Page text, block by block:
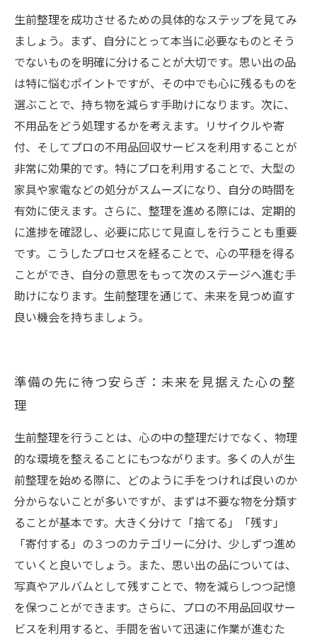
生前整理を成功させるための具体的なステップを見てみ
ましょう。まず、自分にとって本当に必要なものとそう
でないものを明確に分けることが大切です。思い出の品
は特に悩むポイントですが、その中でも心に残るものを
選ぶことで、持ち物を減らす手助けになります。次に、
不用品をどう処理するかを考えます。リサイクルや寄
付、そしてプロの不用品回収サービスを利用することが
非常に効果的です。特にプロを利用することで、大型の
家具や家電などの処分がスムーズになり、自分の時間を
有効に使えます。さらに、整理を進める際には、定期的
に進捗を確認し、必要に応じて見直しを行うことも重要
です。こうしたプロセスを経ることで、心の平穏を得る
ことができ、自分の意思をもって次のステージへ進む手
助けになります。生前整理を通じて、未来を見つめ直す
良い機会を持ちましょう。
準備の先に待つ安らぎ：未来を見据えた心の整
理
生前整理を行うことは、心の中の整理だけでなく、物理
的な環境を整えることにもつながります。多くの人が生
前整理を始める際に、どのように手をつければ良いのか
分からないことが多いですが、まずは不要な物を分類す
ることが基本です。大きく分けて「捨てる」「残す」
「寄付する」の３つのカテゴリーに分け、少しずつ進め
ていくと良いでしょう。また、思い出の品については、
写真やアルバムとして残すことで、物を減らしつつ記憶
を保つことができます。さらに、プロの不用品回収サー
ビスを利用すると、手間を省いて迅速に作業が進むた